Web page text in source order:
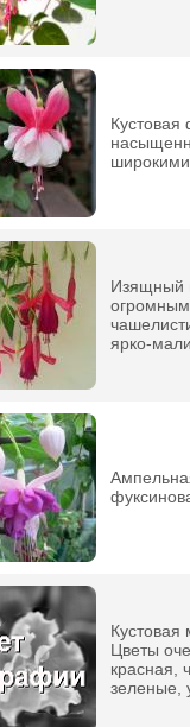
Изящный
ярко-
Цветы
красная,
зеленые,